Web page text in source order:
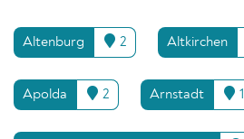
Altenburg 2 Altkirchen
Apolda 2 Arnstadt 1